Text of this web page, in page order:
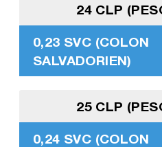
24 CLP
0,23 SVC (COLON
SALVADORIEN)
25 CLP
0,24 SVC (COLON